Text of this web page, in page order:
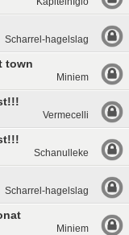
Scharrel-hagelslag
town
Miniem
Vermecelli
Schanulleke
Scharrel-hagelslag
Miniem